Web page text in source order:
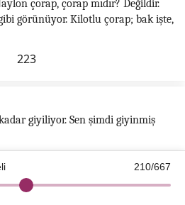
210/667
çorap, çorap mıdır? Değildir.
görünüyor. Kilotlu çorap; bak işte,
223
giyiliyor. Sen şimdi giyinmiş
yanında bedevînin birisi namaz kıldı.
paldır küldür; selâm verdi.